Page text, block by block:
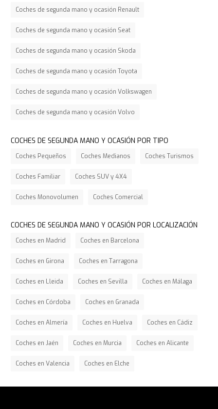
Coches de segunda mano y ocasión Renault
Coches de segunda mano y ocasión Seat
Coches de segunda mano y ocasión Skoda
Coches de segunda mano y ocasión Toyota
Coches de segunda mano y ocasión Volkswagen
Coches de segunda mano y ocasión Volvo
COCHES DE SEGUNDA MANO Y OCASIÓN POR TIPO
Coches Pequeños Coches Medianos Coches Turismos
Coches Familiar Coches SUV y 4X4
Coches Monovolumen Coches Comercial
COCHES DE SEGUNDA MANO Y OCASIÓN POR LOCALIZACIÓN
Coches en Madrid Coches en Barcelona
Coches en Girona Coches en Tarragona
Coches en Lleida Coches en Sevilla Coches en Málaga
Coches en Córdoba Coches en Granada
Coches en Almería Coches en Huelva Coches en Cádiz
Coches en Jaén Coches en Murcia Coches en Alicante
Coches en Valencia Coches en Elche